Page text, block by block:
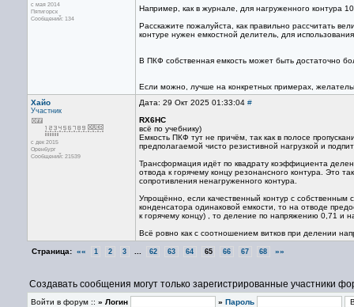
с мая 2014
Пятигорск
Сообщений: 134
Например, как в журнале, для нагруженного контура
Расскажите пожалуйста, как правильно рассчитать
контуре нужен емкостной делитель, для
В ПКФ собственная емкость может быть достаточно
Если можно, лучше на конкретных примерах,
Хайо
Участник
с дек 2015
Оренбург
Сообщений: 21539
Дата: 29 Окт 2025 01:33:04 #
RX6HC
всё по учебнику)
Емкость ПКФ тут не причём, так как в полосе
предполагаемой чисто резистивной нагрузкой и
Трансформация идёт по квадрату коэффициента
отвода к горячему концу резонансного контура. Это
сопротивления ненагруженного контура.
Упрощённо, если качественный контур с
конденсатора одинаковой емкости, то на отводе
к горячему концу) , то деление по напряжению 0,71 и
Всё ровно как с соотношением витков при делении
Страница: «« 1 2 3 62 63 64 65 66 67 68 »»
Создавать сообщения могут только зарегистрированные участники
Войти в форум :: » Логин » Пароль